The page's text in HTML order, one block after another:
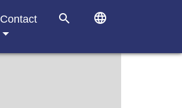
Contact search language